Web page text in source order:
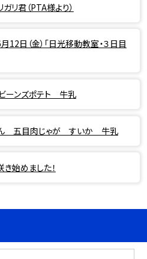
君（PTA様より）
12日（金）「日光移動教室・３日目
ーンズポテト 牛乳
ん 五目肉じゃが すいか 牛乳
き始めました！